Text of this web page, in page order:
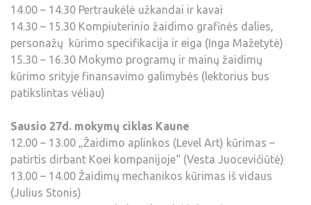
14.00 – 14.30 Pertraukėlė užkandai ir kavai
14.30 – 15.30 Kompiuterinio žaidimo grafinės dalies,
personažų kūrimo specifikacija ir eiga (Inga Mažetytė)
15.30 – 16.30 Mokymo programų ir mainų žaidimų
kūrimo srityje finansavimo galimybės (lektorius bus
patikslintas vėliau)
Sausio 27d. mokymų ciklas Kaune
12.00 – 13.00 „Žaidimo aplinkos (Level Art) kūrimas –
patirtis dirbant Koei kompanijoje“ (Vesta Juocevičiūtė)
13.00 – 14.00 Žaidimų mechanikos kūrimas iš vidaus
(Julius Stonis)